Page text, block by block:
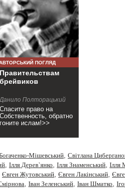
ПОГЛЯД
Правительствам
брейвиков
Данило Полторацький
Спасите право на
Собственность, обратно
гоните ислам!>>
Мішевський, Cвiтлана
, Iлля Дерев`янко, Iлля Знаменський, Iлля
Євген Жутовський, Євген Лакінський,
, Іван Зеленський, Іван Шматко,